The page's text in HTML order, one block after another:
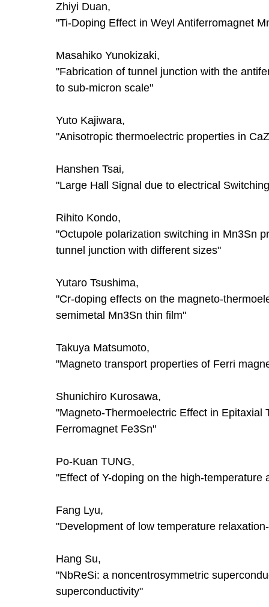
Zhiyi Duan,
"Ti-Doping Effect in Weyl Antiferromagnet
Masahiko Yunokizaki,
"Fabrication of tunnel junction with the
to sub-micron scale"
Yuto Kajiwara,
"Anisotropic thermoelectric properties in
Hanshen Tsai,
"Large Hall Signal due to electrical
Rihito Kondo,
"Octupole polarization switching in Mn3Sn
tunnel junction with different sizes"
Yutaro Tsushima,
"Cr-doping effects on the magneto-
semimetal Mn3Sn thin film"
Takuya Matsumoto,
"Magneto transport properties of Ferri
Shunichiro Kurosawa,
"Magneto-Thermoelectric Effect in
Ferromagnet Fe3Sn"
Po-Kuan TUNG,
"Effect of Y-doping on the high-temperature
Fang Lyu,
"Development of low temperature
Hang Su,
"NbReSi: a noncentrosymmetric
superconductivity"